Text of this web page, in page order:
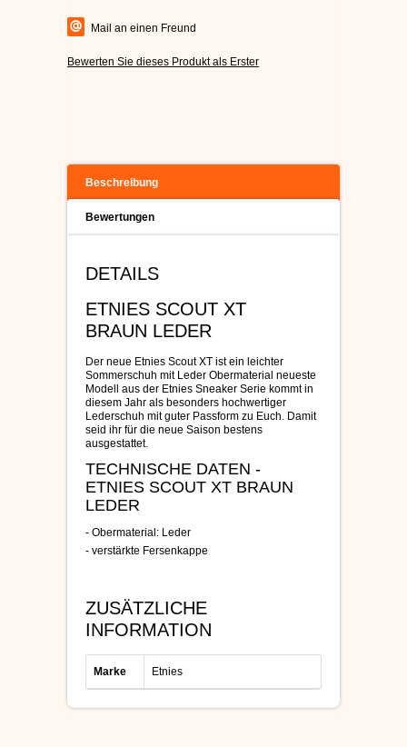
Mail an einen Freund
Bewerten Sie dieses Produkt als Erster
Beschreibung
Bewertungen
DETAILS
ETNIES SCOUT XT
BRAUN LEDER
Der neue Etnies Scout XT ist ein leichter
Sommerschuh mit Leder Obermaterial neueste
Modell aus der Etnies Sneaker Serie kommt in
diesem Jahr als besonders hochwertiger
Lederschuh mit guter Passform zu Euch. Damit
seid ihr für die neue Saison bestens
ausgestattet.
TECHNISCHE DATEN -
ETNIES SCOUT XT BRAUN
LEDER
- Obermaterial: Leder
- verstärkte Fersenkappe
ZUSÄTZLICHE
INFORMATION
Marke Etnies